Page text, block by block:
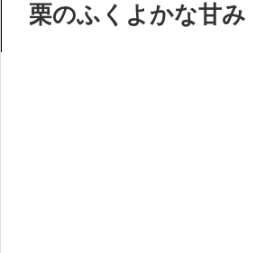
栗のふくよかな甘み